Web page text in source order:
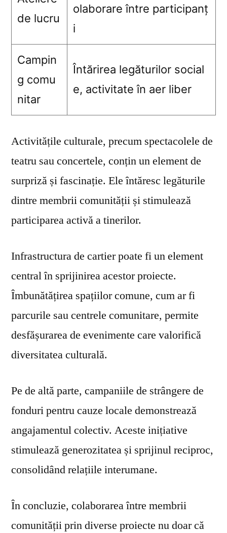
de lucru
olaborare între participanț
i
Campin
g comu
nitar
Întărirea legăturilor social
e, activitate în aer liber
Activitățile culturale, precum spectacolele de
teatru sau concertele, conțin un element de
surpriză și fascinație. Ele întăresc legăturile
dintre membrii comunității și stimulează
participarea activă a tinerilor.
Infrastructura de cartier poate fi un element
central în sprijinirea acestor proiecte.
Îmbunătățirea spațiilor comune, cum ar fi
parcurile sau centrele comunitare, permite
desfășurarea de evenimente care valorifică
diversitatea culturală.
Pe de altă parte, campaniile de strângere de
fonduri pentru cauze locale demonstrează
angajamentul colectiv. Aceste inițiative
stimulează generozitatea și sprijinul reciproc,
consolidând relațiile interumane.
În concluzie, colaborarea între membrii
comunității prin diverse proiecte nu doar că